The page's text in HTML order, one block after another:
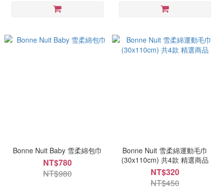
Bonne Nuit Baby 雪柔綿包巾
NT$780
NT$980
Bonne Nuit 雪柔綿運動毛巾
(30x110cm) 共4款 精選商品
NT$320
NT$450